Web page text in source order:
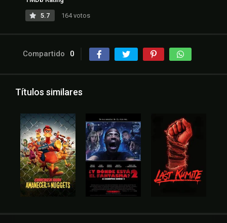
5.7 164 votos
Compartido 0
Títulos similares